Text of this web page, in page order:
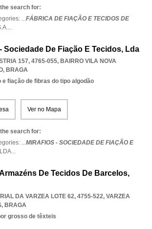
search for:
...FÁBRICA DE FIAÇÃO E TECIDOS DE
...
Sociedade De Fiação E Tecidos, Lda
157, 4765-055, BAIRRO VILA NOVA
, BRAGA
e fiação de fibras do tipo algodão
Ver no Mapa
search for:
...MIRAFIOS - SOCIEDADE DE FIAÇÃO E
LDA...
De Tecidos De Barcelos,
DA VARZEA LOTE 62, 4755-522, VARZEA
, BRAGA
grosso de têxteis